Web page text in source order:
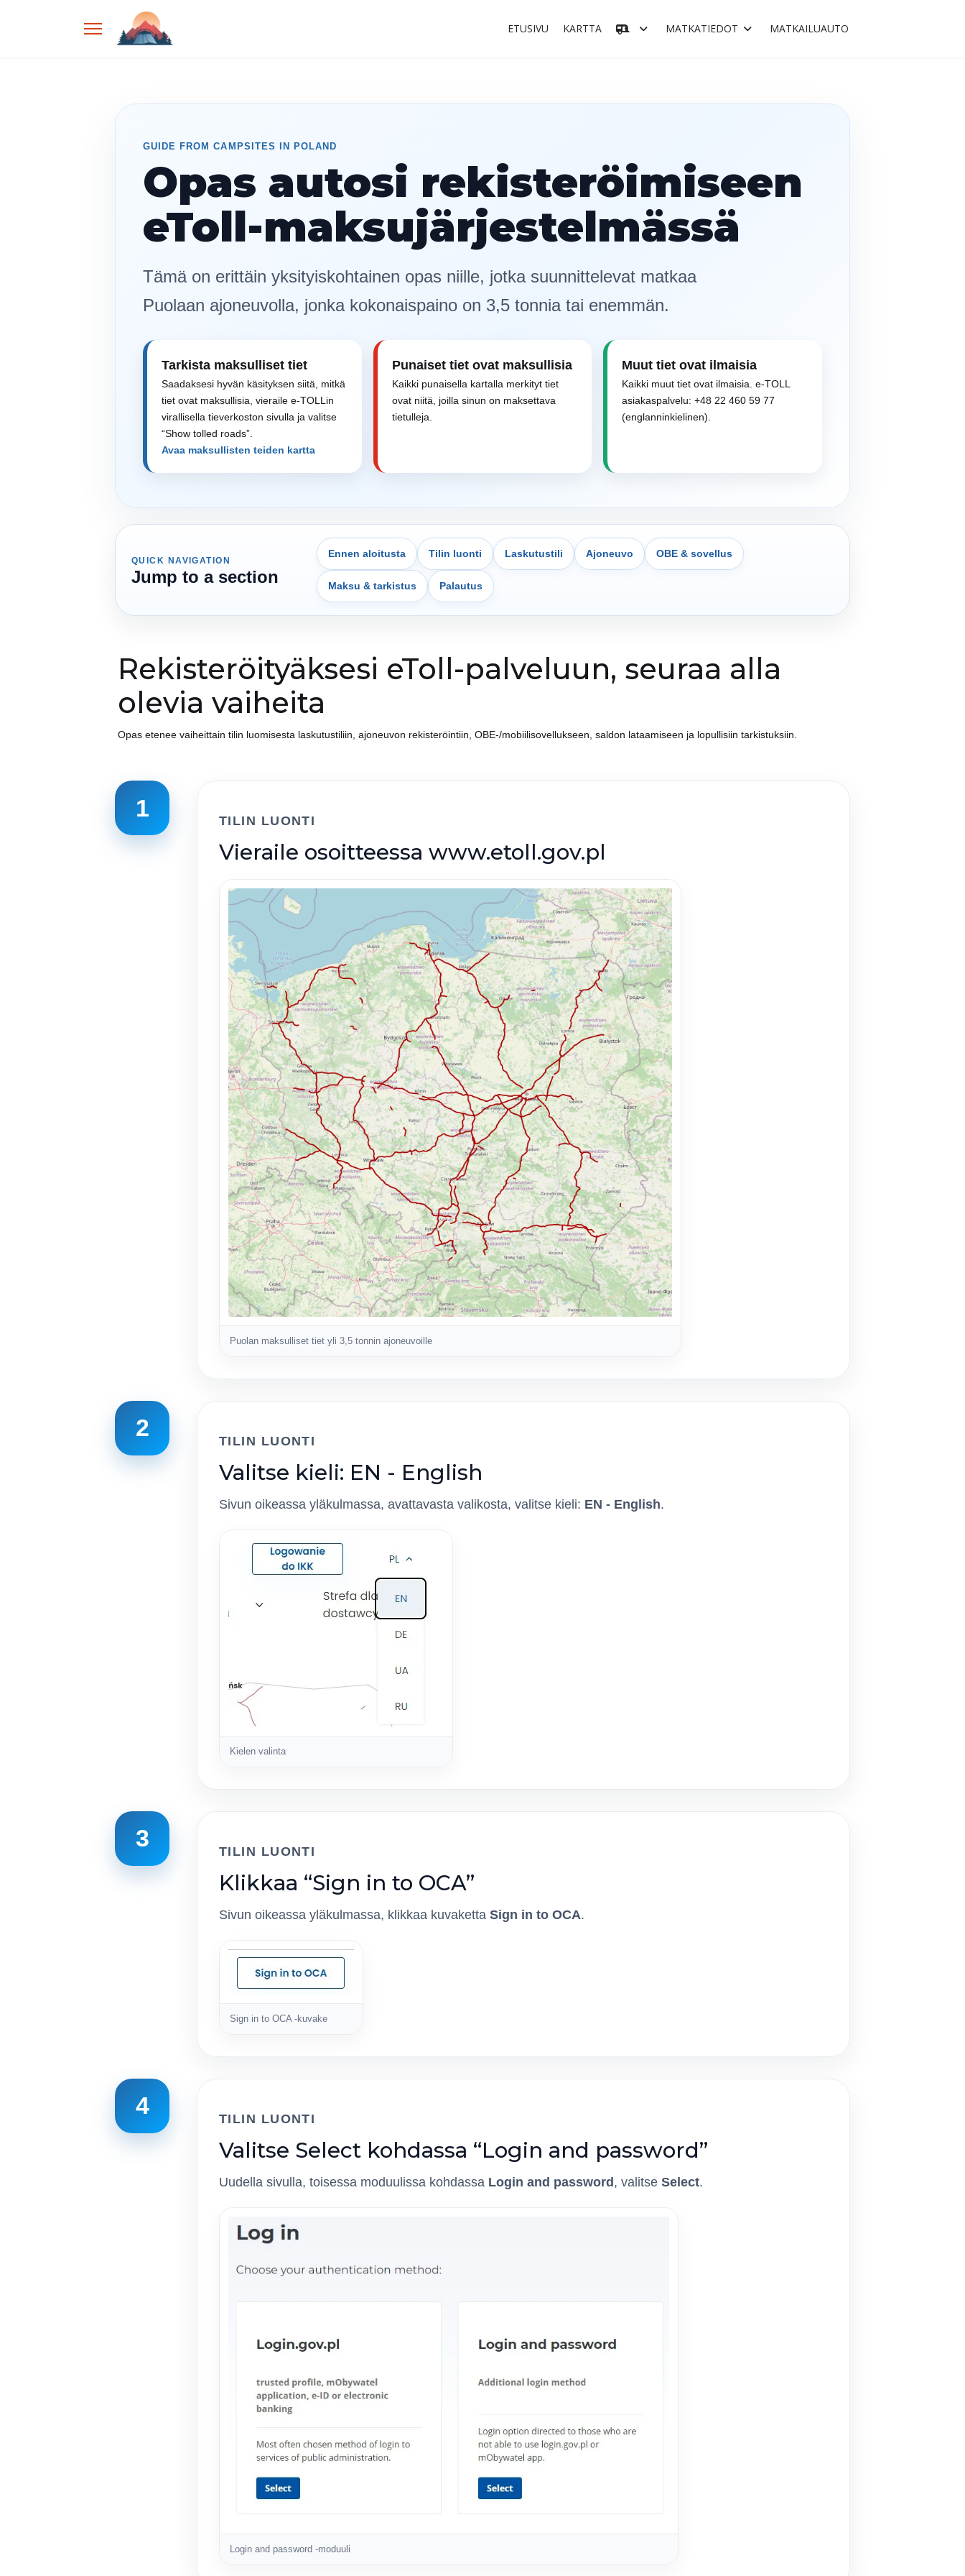
ETUSIVU KARTTA MATKATIEDOT MATKAILUAUTO
GUIDE FROM CAMPSITES IN POLAND
Opas autosi rekisteröimiseen
eToll-maksujärjestelmässä
Tämä on erittäin yksityiskohtainen opas niille, jotka suunnittelevat matkaa
Puolaan ajoneuvolla, jonka kokonaispaino on 3,5 tonnia tai enemmän.
Tarkista maksulliset tiet
Saadaksesi hyvän käsityksen siitä, mitkä
tiet ovat maksullisia, vieraile e-TOLLin
virallisella tieverkoston sivulla ja valitse
“Show tolled roads”.
Avaa maksullisten teiden kartta
Punaiset tiet ovat maksullisia
Kaikki punaisella kartalla merkityt tiet
ovat niitä, joilla sinun on maksettava
tietulleja.
Muut tiet ovat ilmaisia
Kaikki muut tiet ovat ilmaisia. e-TOLL
asiakaspalvelu: +48 22 460 59 77
(englanninkielinen).
QUICK NAVIGATION
Jump to a section
Ennen aloitusta Tilin luonti Laskutustili Ajoneuvo OBE & sovellus
Maksu & tarkistus Palautus
Rekisteröityäksesi eToll-palveluun, seuraa alla
olevia vaiheita
Opas etenee vaiheittain tilin luomisesta laskutustiliin, ajoneuvon rekisteröintiin, OBE-/mobiilisovellukseen, saldon lataamiseen ja lopullisiin tarkistuksiin.
1 TILIN LUONTI
Vieraile osoitteessa www.etoll.gov.pl
Puolan maksulliset tiet yli 3,5 tonnin ajoneuvoille
2 TILIN LUONTI
Valitse kieli: EN - English
Sivun oikeassa yläkulmassa, avattavasta valikosta, valitse kieli: EN - English.
Kielen valinta
3 TILIN LUONTI
Klikkaa “Sign in to OCA”
Sivun oikeassa yläkulmassa, klikkaa kuvaketta Sign in to OCA.
Sign in to OCA -kuvake
4 TILIN LUONTI
Valitse Select kohdassa “Login and password”
Uudella sivulla, toisessa moduulissa kohdassa Login and password, valitse Select.
Login and password -moduuli